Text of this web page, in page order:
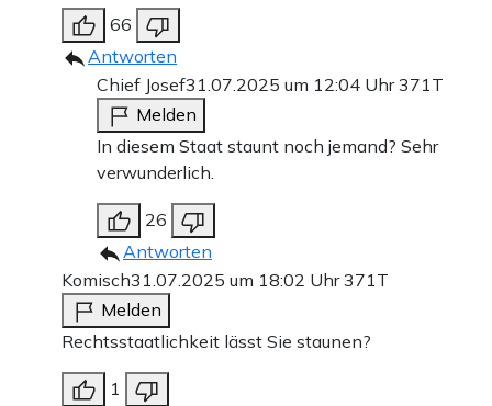
66
Antworten
Chief Josef31.07.2025 um 12:04 Uhr371T
Melden
In diesem Staat staunt noch jemand? Sehr
verwunderlich.
26
Antworten
Komisch31.07.2025 um 18:02 Uhr371T
Melden
Rechtsstaatlichkeit lässt Sie staunen?
1